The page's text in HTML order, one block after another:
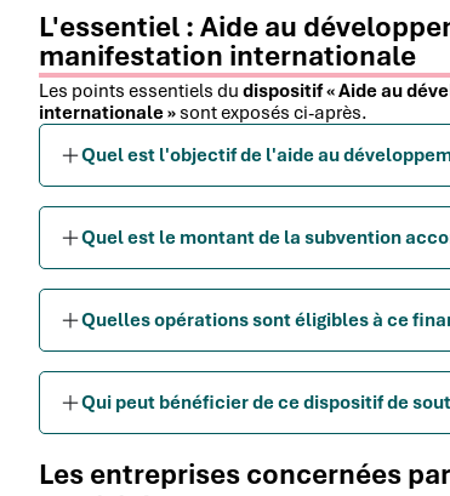
L'essentiel : Aide au
manifestation internationale
Les points essentiels du dispositif « Aide au
internationale » sont exposés ci-après.
Quel est l'objectif de l'aide au
Quel est le montant de la subvention
Quelles opérations sont éligibles à ce
Qui peut bénéficier de ce dispositif de
Les entreprises concernées